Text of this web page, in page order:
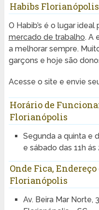
Habibs
O Habib’s é o lugar
mercado de trabalho. A
a melhorar sempre.
garçons e hoje são
Acesse o site e envie
Horário de
Florianópolis
Segunda a quinta e
e sábado das 11h ás
Onde Fica,
Florianópolis
Av. Beira Mar Norte,